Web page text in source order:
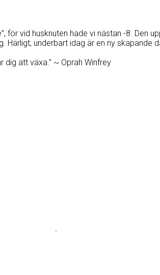
för vid husknuten hade vi nästan -8. Den
underbart idag är en ny skapande
dig att växa.” ~ Oprah Winfrey